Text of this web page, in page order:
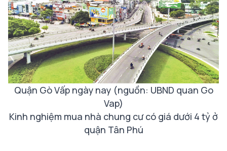
Quận Gò Vấp ngày nay (nguồn: UBND quan Go
Vap)
Kinh nghiệm mua nhà chung cư có giá dưới 4 tỷ ở
quận Tân Phú